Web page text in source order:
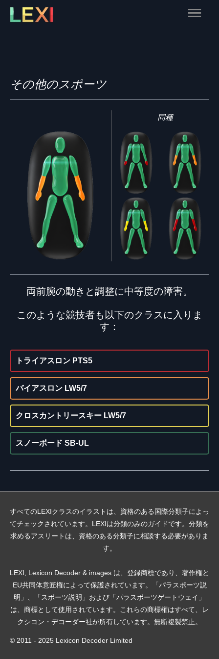
Skip
Main
その他のスポーツ
同種
両前腕の動きと調整に中等度の障害。
このような競技者も以下のクラスに入りま
す：
トライアスロン PTS5
バイアスロン LW5/7
クロスカントリースキー LW5/7
スノーボード SB-UL
すべてのLEXIクラスのイラストは、資格のある国際分類子によっ
てチェックされています。LEXIは分類のみのガイドです。分類を
求めるアスリートは、資格のある分類子に相談する必要がありま
す。
LEXI, Lexicon Decoder & images は、登録商標であり、著作権と
EU共同体意匠権によって保護されています。「パラスポーツ説
明」、「スポーツ説明」および「パラスポーツゲートウェイ」
は、商標として使用されています。これらの商標権はすべて、レ
クシコン・デコーダー社が所有しています。無断複製禁止。
© 2011 - 2025 Lexicon Decoder Limited